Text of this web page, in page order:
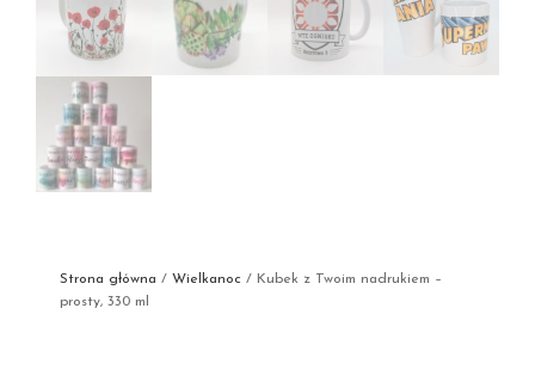
Strona główna / Wielkanoc / Kubek z Twoim nadrukiem –
prosty, 330 ml